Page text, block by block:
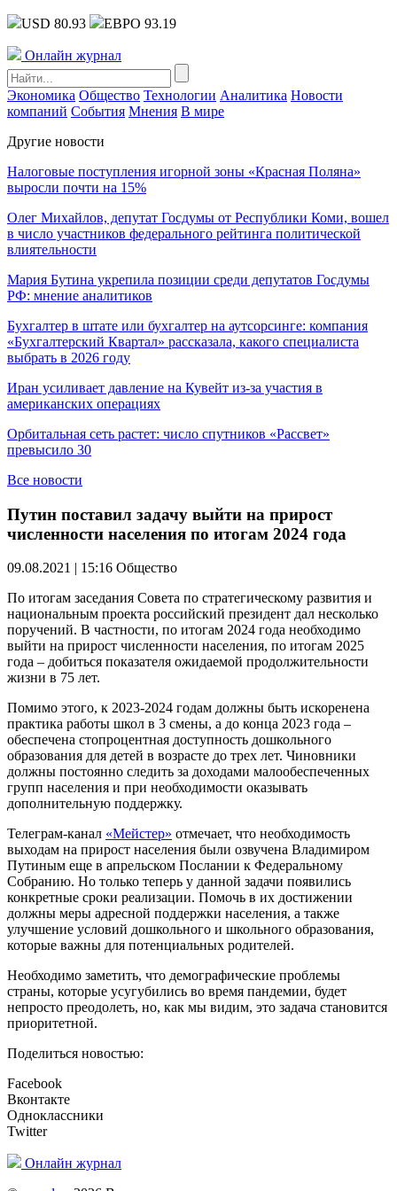
USD 80.93 ЕВРО 93.19
Онлайн журнал
Экономика Общество Технологии Аналитика Новости
компаний События Мнения В мире
Другие новости
Налоговые поступления игорной зоны «Красная Поляна»
выросли почти на 15%
Олег Михайлов, депутат Госдумы от Республики Коми, вошел
в число участников федерального рейтинга политической
влиятельности
Мария Бутина укрепила позиции среди депутатов Госдумы
РФ: мнение аналитиков
Бухгалтер в штате или бухгалтер на аутсорсинге: компания
«Бухгалтерский Квартал» рассказала, какого специалиста
выбрать в 2026 году
Иран усиливает давление на Кувейт из-за участия в
американских операциях
Орбитальная сеть растет: число спутников «Рассвет»
превысило 30
Все новости
Путин поставил задачу выйти на прирост
численности населения по итогам 2024 года
09.08.2021 | 15:16 Общество
По итогам заседания Совета по стратегическому развития и
национальным проекта российский президент дал несколько
поручений. В частности, по итогам 2024 года необходимо
выйти на прирост численности населения, по итогам 2025
года – добиться показателя ожидаемой продолжительности
жизни в 75 лет.
Помимо этого, к 2023-2024 годам должны быть искоренена
практика работы школ в 3 смены, а до конца 2023 года –
обеспечена стопроцентная доступность дошкольного
образования для детей в возрасте до трех лет. Чиновники
должны постоянно следить за доходами малообеспеченных
групп населения и при необходимости оказывать
дополнительную поддержку.
Телеграм-канал «Мейстер» отмечает, что необходимость
выходам на прирост населения были озвучена Владимиром
Путиным еще в апрельском Послании к Федеральному
Собранию. Но только теперь у данной задачи появились
конкретные сроки реализации. Помочь в их достижении
должны меры адресной поддержки населения, а также
улучшение условий дошкольного и школьного образования,
которые важны для потенциальных родителей.
Необходимо заметить, что демографические проблемы
страны, которые усугубились во время пандемии, будет
непросто преодолеть, но, как мы видим, это задача становится
приоритетной.
Поделиться новостью:
Facebook
Вконтакте
Одноклассники
Twitter
Онлайн журнал